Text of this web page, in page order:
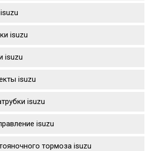
isuzu
isuzu
isuzu
isuzu
isuzu
тормоза isuzu